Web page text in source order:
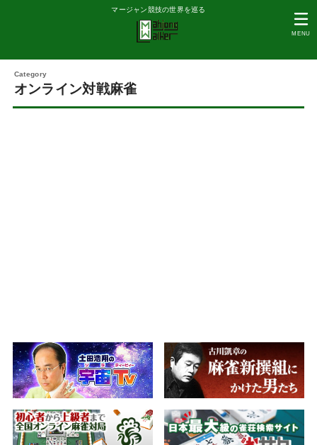
マージャン競技の世界を巡る
MENU
オンライン対戦麻雀